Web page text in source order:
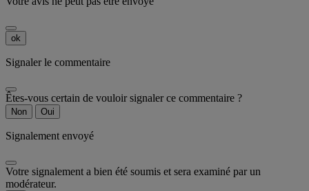
ok
Signaler le commentaire
Êtes-vous certain de vouloir signaler ce commentaire ?
Non Oui
Signalement envoyé
Votre signalement a bien été soumis et sera examiné par un
modérateur.